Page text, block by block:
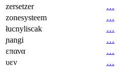
zersetzer
…
zonesysteem
…
łucnyliscak
…
ɲangi
…
επανα
…
υεν
…